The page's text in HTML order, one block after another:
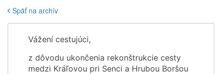
Späť na archív
Vážení cestujúci,
z dôvodu ukončenia rekonštrukcie cesty
medzi Kráľovou pri Senci a Hrubou Boršou